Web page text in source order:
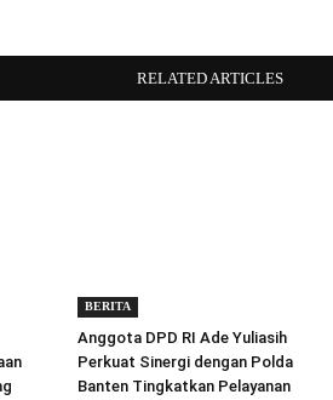
RELATED ARTICLES
BERITA
Anggota DPD RI Ade Yuliasih
Perkuat Sinergi dengan Polda
Banten Tingkatkan Pelayanan